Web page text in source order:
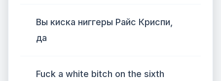
Вы киска ниггеры Райс Криспи,
да
Fuck a white bitch on the sixth